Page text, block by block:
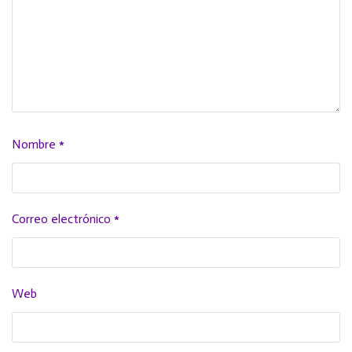
Nombre *
Correo electrónico *
Web